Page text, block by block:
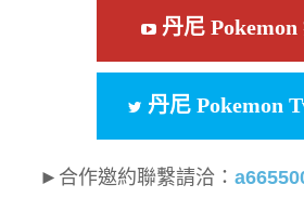
丹尼 Pokemon
丹尼 Pokemon
►合作邀約聯繫請洽：